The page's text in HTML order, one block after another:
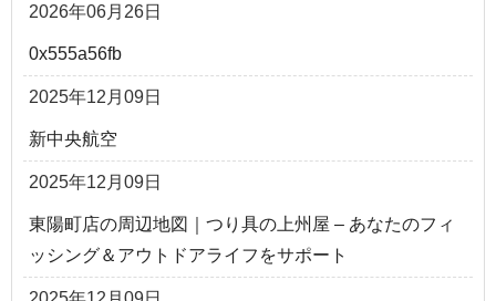
2026年06月26日
0x555a56fb
2025年12月09日
新中央航空
2025年12月09日
東陽町店の周辺地図｜つり具の上州屋 – あなたのフィ
ッシング＆アウトドアライフをサポート